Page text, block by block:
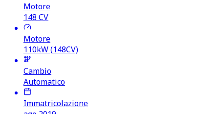
Motore
148 CV
Motore
110kW (148CV)
Cambio
Automatico
Immatricolazione